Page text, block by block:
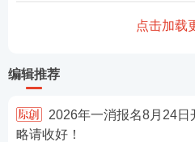
点击加载
编辑推荐
略请收好！